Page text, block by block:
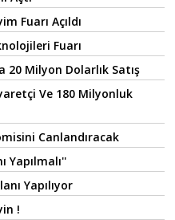
Fuarı Açıldı
Fuarı
20 Milyon Dolarlık Satış
Ve 180 Milyonluk
Canlandıracak
Yapılmalı''
Yapılıyor
!